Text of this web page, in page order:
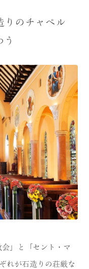
りのチャペル
」と「セント・マ
れが石造りの荘厳な